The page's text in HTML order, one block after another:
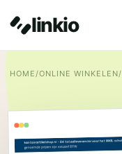
linkio
HOME/ONLINE WINKELEN/